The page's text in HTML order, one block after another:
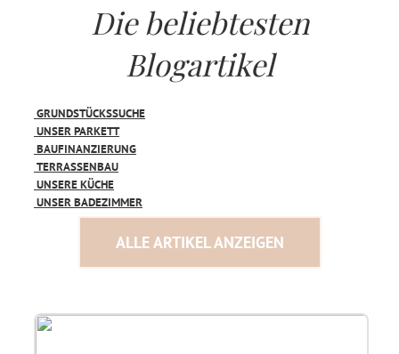
Die beliebtesten
Blogartikel
GRUNDSTÜCKSSUCHE
UNSER PARKETT
BAUFINANZIERUNG
TERRASSENBAU
UNSERE KÜCHE
UNSER BADEZIMMER
ALLE ARTIKEL ANZEIGEN